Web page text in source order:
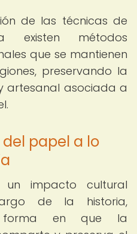
de las técnicas de
existen métodos
que se mantienen
preservando la
artesanal asociada a
papel a lo
impacto cultural
de la historia,
forma en que la